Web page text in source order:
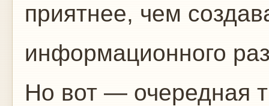
приятнее, чем
информационного
Но вот — очередная